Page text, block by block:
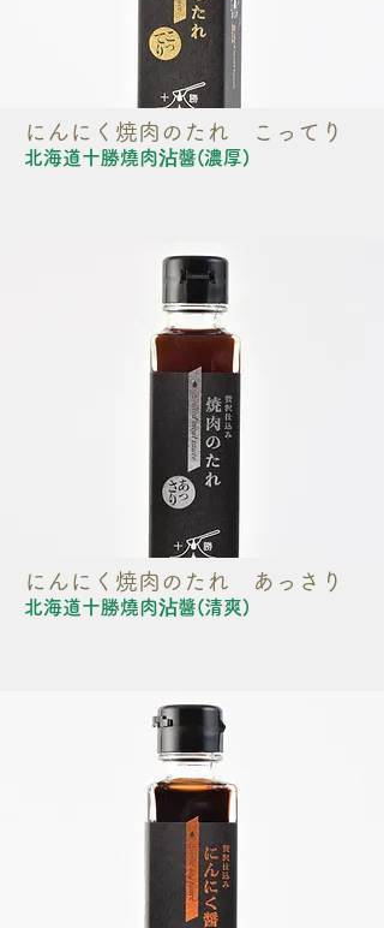
にんにく焼肉のたれ こってり
北海道十勝燒肉沾醬(濃厚)
にんにく焼肉のたれ あっさり
北海道十勝燒肉沾醬(清爽)